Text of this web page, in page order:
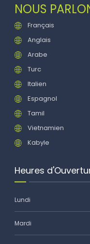
NOUS
Français
Anglais
Arabe
Turc
Italien
Espagnol
Tamil
Vietnamien
Kabyle
Heures
Lundi
Mardi